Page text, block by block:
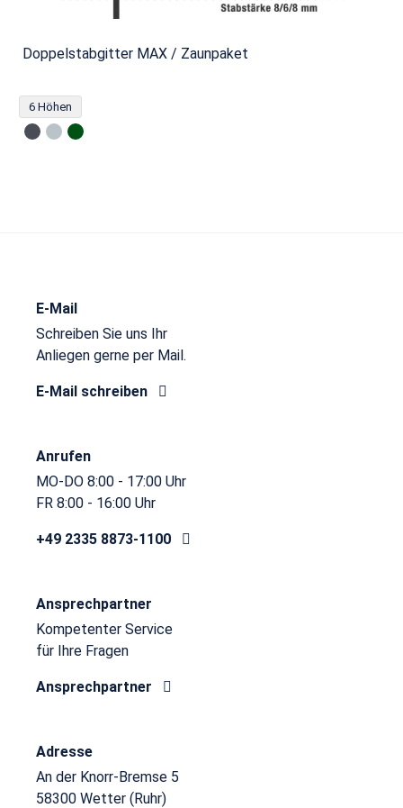
Doppelstabgitter MAX / Zaunpaket
6 Höhen
E-Mail
Schreiben Sie uns Ihr
Anliegen gerne per Mail.
E-Mail schreiben
Anrufen
MO-DO 8:00 - 17:00 Uhr
FR 8:00 - 16:00 Uhr
+49 2335 8873-1100
Ansprechpartner
Kompetenter Service
für Ihre Fragen
Ansprechpartner
Adresse
An der Knorr-Bremse 5
58300 Wetter (Ruhr)